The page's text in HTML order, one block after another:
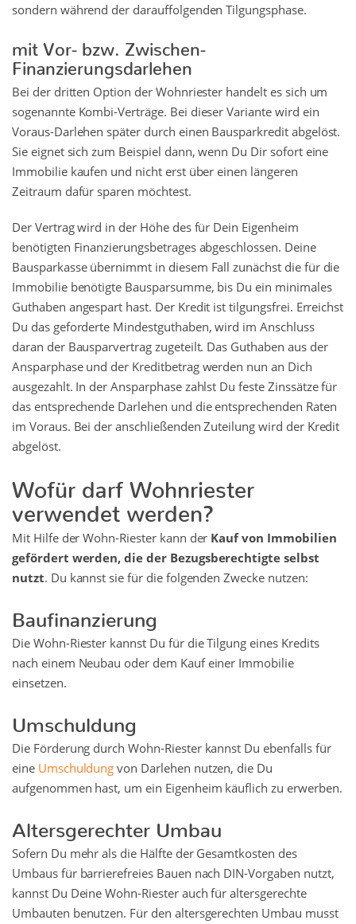
sondern während der darauffolgenden Tilgungsphase.
mit Vor- bzw. Zwischen-
Finanzierungsdarlehen
Bei der dritten Option der Wohnriester handelt es sich um
sogenannte Kombi-Verträge. Bei dieser Variante wird ein
Voraus-Darlehen später durch einen Bausparkredit abgelöst.
Sie eignet sich zum Beispiel dann, wenn Du Dir sofort eine
Immobilie kaufen und nicht erst über einen längeren
Zeitraum dafür sparen möchtest.
Der Vertrag wird in der Höhe des für Dein Eigenheim
benötigten Finanzierungsbetrages abgeschlossen. Deine
Bausparkasse übernimmt in diesem Fall zunächst die für die
Immobilie benötigte Bausparsumme, bis Du ein minimales
Guthaben angespart hast. Der Kredit ist tilgungsfrei. Erreichst
Du das geforderte Mindestguthaben, wird im Anschluss
daran der Bausparvertrag zugeteilt. Das Guthaben aus der
Ansparphase und der Kreditbetrag werden nun an Dich
ausgezahlt. In der Ansparphase zahlst Du feste Zinssätze für
das entsprechende Darlehen und die entsprechenden Raten
im Voraus. Bei der anschließenden Zuteilung wird der Kredit
abgelöst.
Wofür darf Wohnriester
verwendet werden?
Mit Hilfe der Wohn-Riester kann der Kauf von Immobilien
gefördert werden, die der Bezugsberechtigte selbst
nutzt. Du kannst sie für die folgenden Zwecke nutzen:
Baufinanzierung
Die Wohn-Riester kannst Du für die Tilgung eines Kredits
nach einem Neubau oder dem Kauf einer Immobilie
einsetzen.
Umschuldung
Die Förderung durch Wohn-Riester kannst Du ebenfalls für
eine Umschuldung von Darlehen nutzen, die Du
aufgenommen hast, um ein Eigenheim käuflich zu erwerben.
Altersgerechter Umbau
Sofern Du mehr als die Hälfte der Gesamtkosten des
Umbaus für barrierefreies Bauen nach DIN-Vorgaben nutzt,
kannst Du Deine Wohn-Riester auch für altersgerechte
Umbauten benutzen. Für den altersgerechten Umbau musst